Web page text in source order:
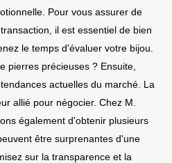
Pour vous assurer de
il est essentiel de bien
le temps d'évaluer votre bijou.
pierres précieuses ? Ensuite,
actuelles du marché. La
allié pour négocier. Chez M.
également d'obtenir plusieurs
être surprenantes d'une
sur la transparence et la